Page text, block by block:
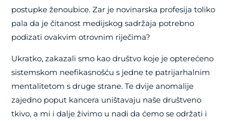
postupke ženoubice. Zar je novinarska profesija toliko
pala da je čitanost medijskog sadržaja potrebno
podizati ovakvim otrovnim riječima?
Ukratko, zakazali smo kao društvo koje je opterećeno
sistemskom neefikasnošću s jedne te patrijarhalnim
mentalitetom s druge strane. Te dvije anomalije
zajedno poput kancera uništavaju naše društveno
tkivo, a mi i dalje živimo u nadi da ćemo se održati i